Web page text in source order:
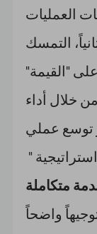
العمليات
التمسك
على "القيمة"
خلال أداء
توسع عملي
"
متكاملة
واضحاً